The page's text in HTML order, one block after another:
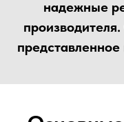
надежные
представленное